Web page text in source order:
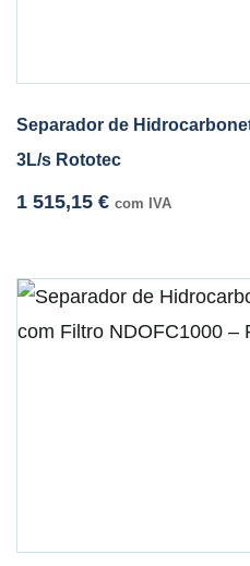
Separador de
3L/s Rototec
1 515,15 € com IVA